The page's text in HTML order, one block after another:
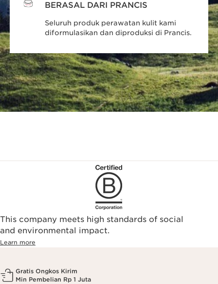
BERASAL DARI PRANCIS
Seluruh produk perawatan kulit kami
diformulasikan dan diproduksi di Prancis.
This company meets high standards of social
and environmental impact.
Learn more
Gratis Ongkos Kirim
Min Pembelian Rp 1 Juta